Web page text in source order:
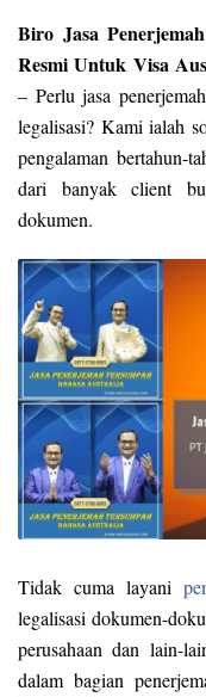
Biro Jasa
Resmi Untuk Visa
– Perlu jasa
legalisasi? Kami ialah
pengalaman bertahun-
dari banyak client
dokumen.
Tidak cuma layani
legalisasi dokumen-
perusahaan dan lain-
dalam bagian